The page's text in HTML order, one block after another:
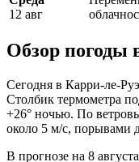
12 авг
Обзор погоды
Сегодня в Карри-ле-
Столбик термометра
+26° ночью. По
около 5 м/с, порывами
В прогнозе на 8